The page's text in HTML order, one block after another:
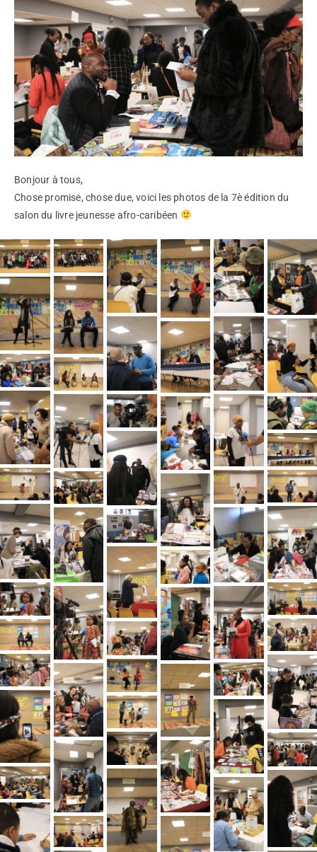
Bonjour à tous,
Chose promise, chose due, voici les photos de la 7è édition du
salon du livre jeunesse afro-caribéen